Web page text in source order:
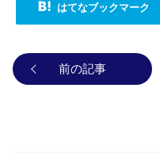
はてなブックマーク
前の記事